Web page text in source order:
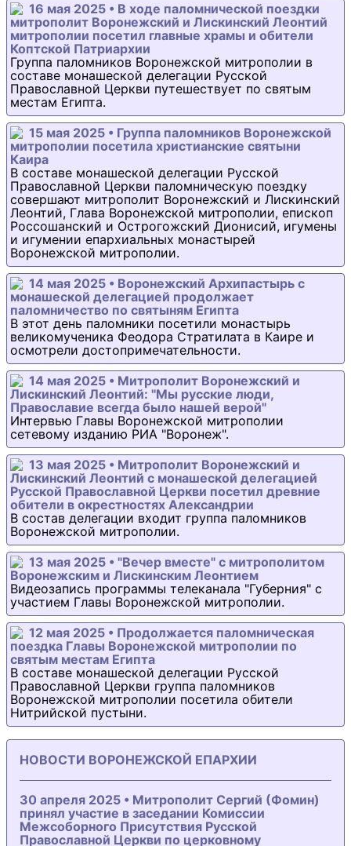
16 мая 2025 • В ходе паломнической поездки
митрополит Воронежский и Лискинский Леонтий
митрополии посетил главные храмы и обители
Коптской Патриархии
Группа паломников Воронежской митрополии в
составе монашеской делегации Русской
Православной Церкви путешествует по святым
местам Египта.
15 мая 2025 • Группа паломников Воронежской
митрополии посетила христианские святыни
Каира
В составе монашеской делегации Русской
Православной Церкви паломническую поездку
совершают митрополит Воронежский и Лискинский
Леонтий, Глава Воронежской митрополии, епископ
Россошанский и Острогожский Дионисий, игумены
и игумении епархиальных монастырей
Воронежской митрополии.
14 мая 2025 • Воронежский Архипастырь с
монашеской делегацией продолжает
паломничество по святыням Египта
В этот день паломники посетили монастырь
великомученика Феодора Стратилата в Каире и
осмотрели достопримечательности.
14 мая 2025 • Митрополит Воронежский и
Лискинский Леонтий: "Мы русские люди,
Православие всегда было нашей верой"
Интервью Главы Воронежской митрополии
сетевому изданию РИА "Воронеж".
13 мая 2025 • Митрополит Воронежский и
Лискинский Леонтий с монашеской делегацией
Русской Православной Церкви посетил древние
обители в окрестностях Александрии
В состав делегации входит группа паломников
Воронежской митрополии.
13 мая 2025 • "Вечер вместе" с митрополитом
Воронежским и Лискинским Леонтием
Видеозапись программы телеканала "Губерния" с
участием Главы Воронежской митрополии.
12 мая 2025 • Продолжается паломническая
поездка Главы Воронежской митрополии по
святым местам Египта
В составе монашеской делегации Русской
Православной Церкви группа паломников
Воронежской митрополии посетила обители
Нитрийской пустыни.
НОВОСТИ ВОРОНЕЖСКОЙ ЕПАРХИИ
30 апреля 2025 • Митрополит Сергий (Фомин)
принял участие в заседании Комиссии
Межсоборного Присутствия Русской
Православной Церкви по церковному